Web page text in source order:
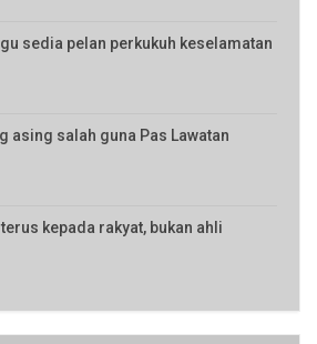
sedia pelan perkukuh keselamatan
asing salah guna Pas Lawatan
kepada rakyat, bukan ahli